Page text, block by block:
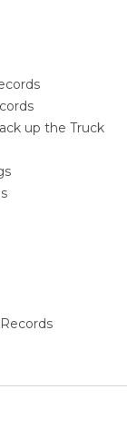
up the Truck